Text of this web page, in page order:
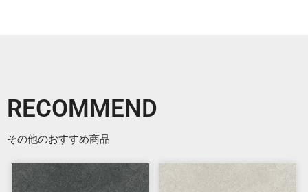
RECOMMEND
その他のおすすめ商品